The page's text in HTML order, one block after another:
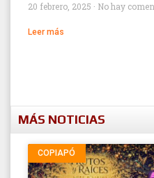
20 febrero, 2025 No hay
Leer más
MÁS NOTICIAS
COPIAPÓ